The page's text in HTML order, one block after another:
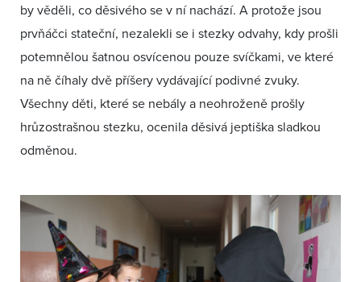
by věděli, co děsivého se v ní nachází. A protože jsou
prvňáčci stateční, nezalekli se i stezky odvahy, kdy prošli
potemnělou šatnou osvícenou pouze svíčkami, ve které
na ně číhaly dvě příšery vydávající podivné zvuky.
Všechny děti, které se nebály a neohroženě prošly
hrůzostrašnou stezku, ocenila děsivá jeptiška sladkou
odměnou.